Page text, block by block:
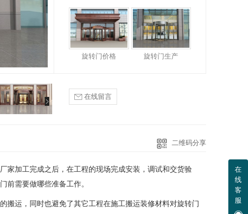
旋转门价格 旋转门生产
在线留言
二维码分享
家加工完成之后，在工程的现场完成安装，调试和交货验
前需要做哪些准备工作。
搬运，同时也避免了其它工程在施工搬运装修材料对旋转门
在
线
客
服